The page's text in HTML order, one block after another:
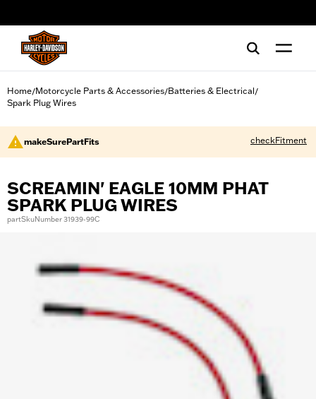
Home/Motorcycle Parts & Accessories/Batteries & Electrical/
Spark Plug Wires
makeSurePartFits checkFitment
SCREAMIN' EAGLE 10MM PHAT
SPARK PLUG WIRES
partSkuNumber 31939-99C